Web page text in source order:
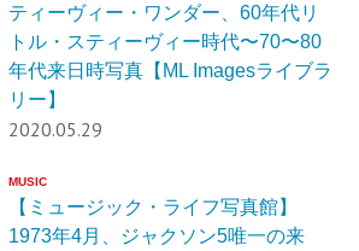
ティーヴィー・ワンダー、60年代リ
トル・スティーヴィー時代〜70〜80
年代来日時写真【ML Imagesライブラ
リー】
2020.05.29
MUSIC
【ミュージック・ライフ写真館】
1973年4月、ジャクソン5唯一の来